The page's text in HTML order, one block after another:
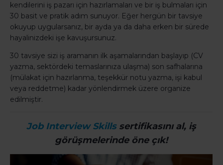
kendilerini iş pazarı için hazırlamaları ve bir iş bulmaları için
30 basit ve pratik adım sunuyor. Eğer hergün bir tavsiye
okuyup uygularsanız, bir ayda ya da daha erken bir sürede
hayalinizdeki işe kavuşursunuz.
30 tavsiye sizi iş aramanın ilk aşamalarından başlayıp (CV
yazma, sektördeki temaslarınıza ulaşma) son safhalarına
(mülakat için hazırlanma, teşekkür notu yazma, işi kabul
veya reddetme) kadar yönlendirmek üzere organize
edilmiştir.
Job Interview Skillssertifikasını al, iş
görüşmelerinde öne çık!